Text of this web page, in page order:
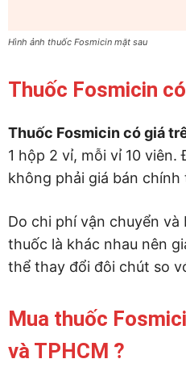
Hình ảnh thuốc Fosmicin mặt sau
Thuốc Fosmicin
Thuốc Fosmicin có giá
1 hộp 2 vỉ, mỗi vỉ 10
không phải giá bán chính
Do chi phí vận chuyển và
thuốc là khác nhau nên
thể thay đổi đôi chút so
Mua thuốc
và TPHCM ?